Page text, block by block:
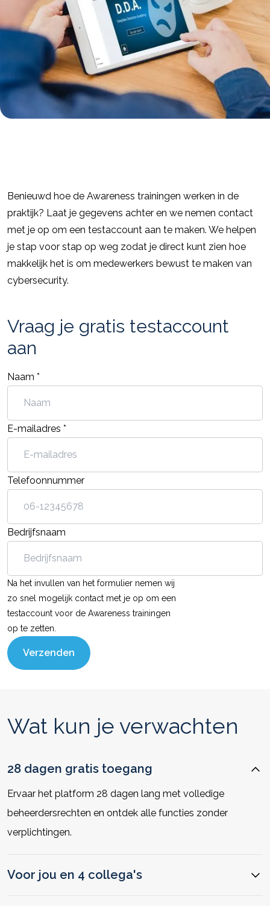
Benieuwd hoe de Awareness trainingen werken in de
praktijk? Laat je gegevens achter en we nemen contact
met je op om een testaccount aan te maken. We helpen
je stap voor stap op weg zodat je direct kunt zien hoe
makkelijk het is om medewerkers bewust te maken van
cybersecurity.
Vraag je gratis testaccount
aan
Naam *
E-mailadres *
Telefoonnummer
Bedrijfsnaam
Na het invullen van het formulier nemen wij
zo snel mogelijk contact met je op om een
testaccount voor de Awareness trainingen
op te zetten.
Wat kun je verwachten
28 dagen gratis toegang
Ervaar het platform 28 dagen lang met volledige
beheerdersrechten en ontdek alle functies zonder
verplichtingen.
Voor jou en 4 collega's